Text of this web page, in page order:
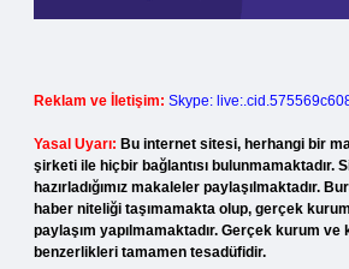
Reklam ve İletişim: Skype:
Yasal Uyarı: Bu internet sitesi, herhangi bir
şirketi ile hiçbir bağlantısı bulunmamaktadır.
hazırladığımız makaleler paylaşılmaktadır.
haber niteliği taşımamakta olup, gerçek
paylaşım yapılmamaktadır. Gerçek kurum ve
benzerlikleri tamamen tesadüfidir.